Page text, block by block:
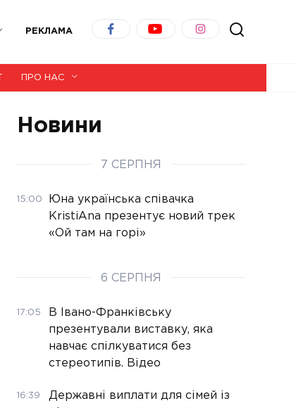
РЕКЛАМА
ПРО НАС
Новини
7 СЕРПНЯ
15:00
Юна українська співачка
KristiAna презентує новий трек
«Ой там на горі»
6 СЕРПНЯ
17:05
В Івано-Франківську
презентували виставку, яка
навчає спілкуватися без
стереотипів. Відео
16:39
Державні виплати для сімей із